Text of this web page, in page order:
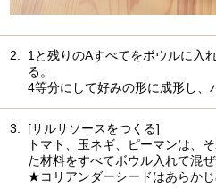
2.
1と残りのAすべてをボウルに入
る。
4等分にして好みの形に成形し、
3.
[サルサソースをつくる]
トマト、玉ネギ、ピーマンは、
た材料をすべてボウル入れて混ぜ
★コリアンダーシードはあらかじ